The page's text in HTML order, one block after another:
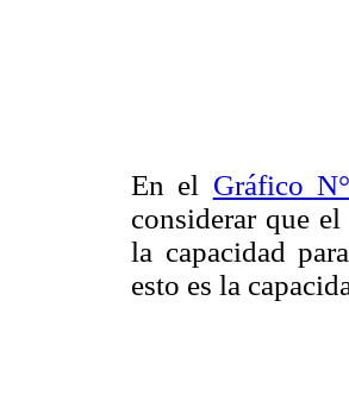
En el Gráfico
considerar que
la capacidad
esto es la